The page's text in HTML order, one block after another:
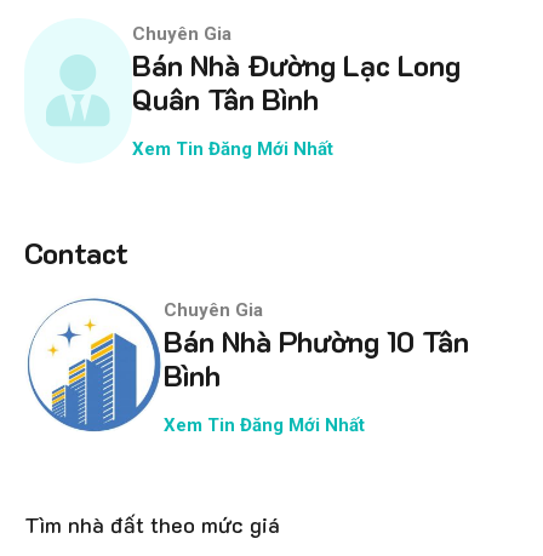
Chuyên Gia
Bán Nhà Đường Lạc Long
Quân Tân Bình
Xem Tin Đăng Mới Nhất
Contact
Chuyên Gia
Bán Nhà Phường 10 Tân
Bình
Xem Tin Đăng Mới Nhất
Tìm nhà đất theo mức giá